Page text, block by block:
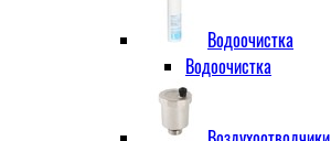
Водоочистка
Водоочистка